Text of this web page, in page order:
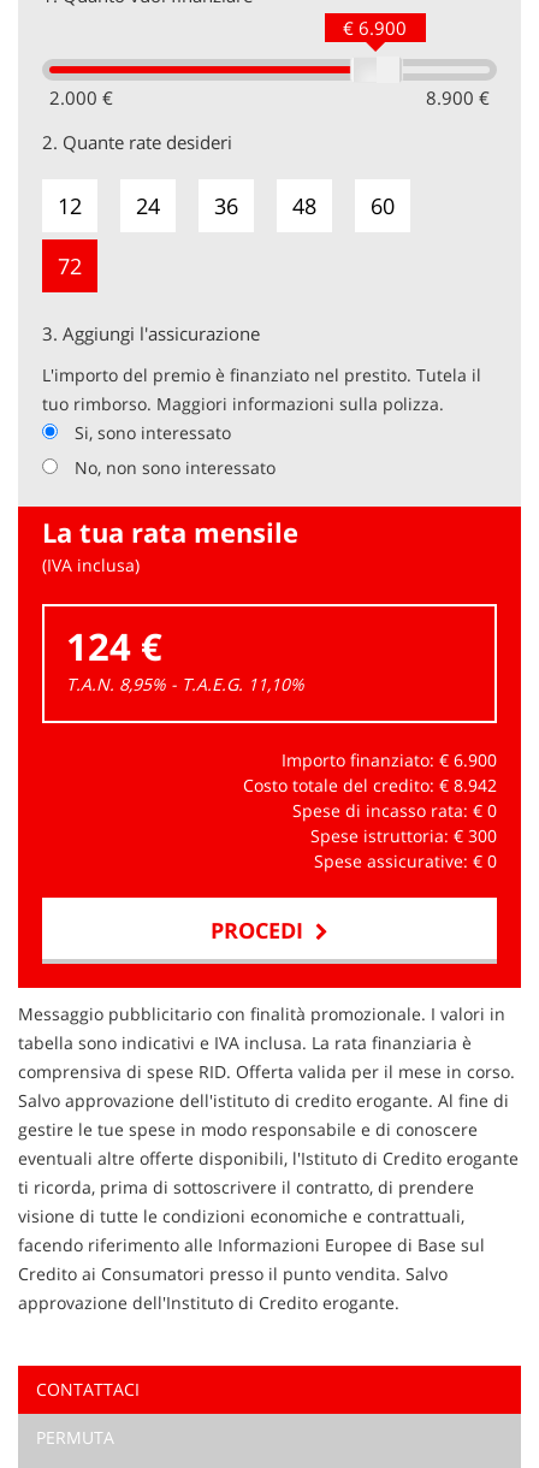
2.000 € 8.900 €
€ 6.900
2. Quante rate desideri
12 24 36 48 60
72
3. Aggiungi l'assicurazione
L'importo del premio è finanziato nel prestito. Tutela il
tuo rimborso. Maggiori informazioni sulla polizza.
Si, sono interessato
No, non sono interessato
La tua rata mensile
(IVA inclusa)
124 €
T.A.N. 8,95% - T.A.E.G. 11,10%
Importo finanziato: € 6.900
Costo totale del credito: € 8.942
Spese di incasso rata: € 0
Spese istruttoria: € 300
Spese assicurative: € 0
PROCEDI
Contattaci
Ho letto e accettol'informativa privacy*
Acconsento al trattamento dei miei dati per finalità di
Messaggio pubblicitario con finalità promozionale. I valori in
tabella sono indicativi e IVA inclusa. La rata finanziaria è
comprensiva di spese RID. Offerta valida per il mese in corso.
Salvo approvazione dell'istituto di credito erogante. Al fine di
gestire le tue spese in modo responsabile e di conoscere
eventuali altre offerte disponibili, l'Istituto di Credito erogante
ti ricorda, prima di sottoscrivere il contratto, di prendere
visione di tutte le condizioni economiche e contrattuali,
facendo riferimento alle Informazioni Europee di Base sul
Credito ai Consumatori presso il punto vendita. Salvo
approvazione dell'Instituto di Credito erogante.
CONTATTACI
PERMUTA